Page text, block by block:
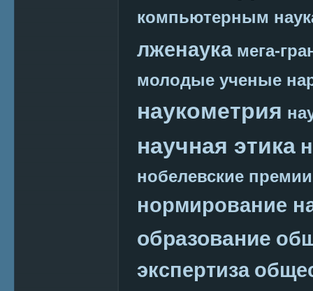
компьютерным
лженаука мега-
молодые ученые
наукометрия
научная этика
нобелевские премии
нормирование
образование
экспертиза